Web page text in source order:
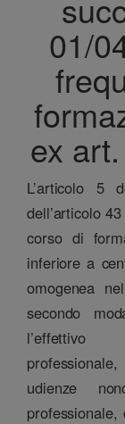
01/
ex
L’articolo 5
dell’articolo
corso di
inferiore a
omogenea
secondo
udienze
professionale,